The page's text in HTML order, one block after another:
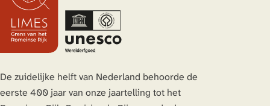
De zuidelijke helft van Nederland behoorde de
eerste 400 jaar van onze jaartelling tot het